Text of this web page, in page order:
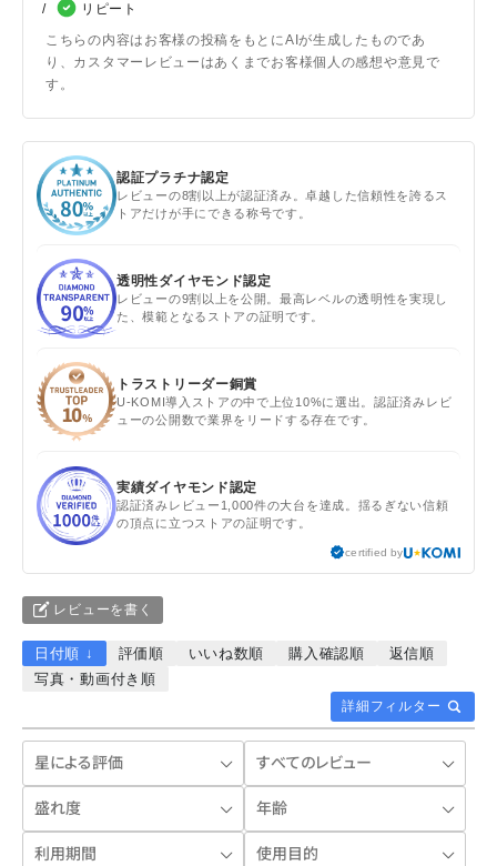
リピート
こちらの内容はお客様の投稿をもとにAIが生成したものであ
り、カスタマーレビューはあくまでお客様個人の感想や意見で
す。
認証プラチナ認定
レビューの8割以上が認証済み。卓越した信頼性を誇るス
トアだけが手にできる称号です。
透明性ダイヤモンド認定
レビューの9割以上を公開。最高レベルの透明性を実現し
た、模範となるストアの証明です。
トラストリーダー銅賞
U-KOMI導入ストアの中で上位10%に選出。認証済みレビ
ューの公開数で業界をリードする存在です。
実績ダイヤモンド認定
認証済みレビュー1,000件の大台を達成。揺るぎない信頼
の頂点に立つストアの証明です。
certified by
レビューを書く
詳細フィルター
日付順 ↓ 評価順 いいね数順 購入確認順
返信順
写真・動画付き順